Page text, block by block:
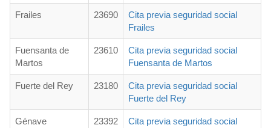
Frailes 23690
Cita previa seguridad social
Frailes
Fuensanta de
Martos
23610
Cita previa seguridad social
Fuensanta de Martos
Fuerte del Rey 23180
Cita previa seguridad social
Fuerte del Rey
Génave 23392
Cita previa seguridad social